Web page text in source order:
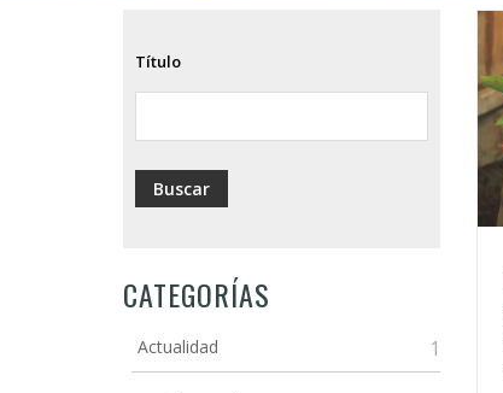
Título
CATEGORÍAS
Actualidad 1